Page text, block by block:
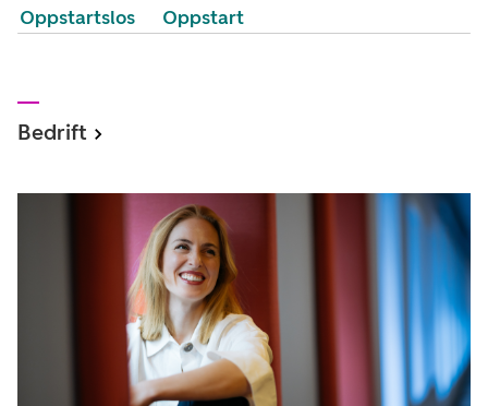
Oppstartslos
Oppstart
Bedrift